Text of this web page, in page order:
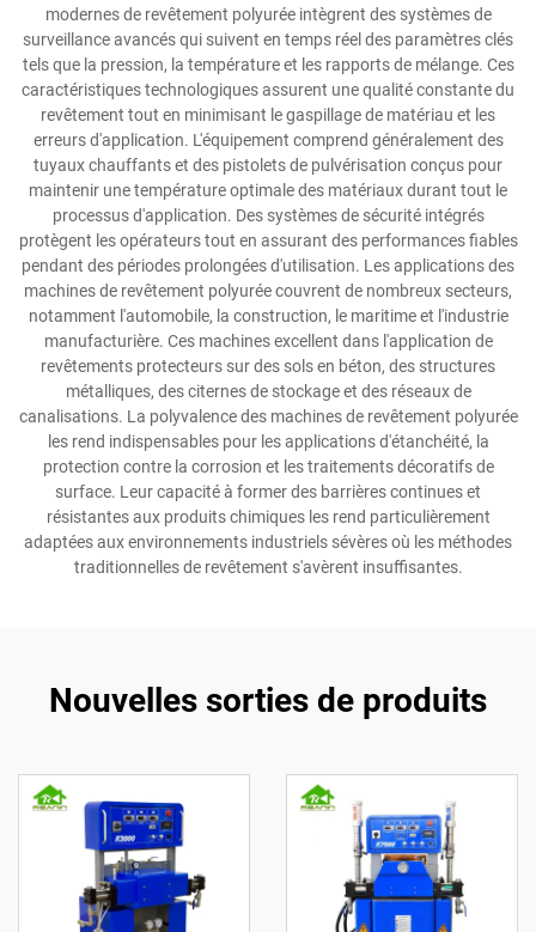
modernes de revêtement polyurée intègrent des systèmes de
surveillance avancés qui suivent en temps réel des paramètres clés
tels que la pression, la température et les rapports de mélange. Ces
caractéristiques technologiques assurent une qualité constante du
revêtement tout en minimisant le gaspillage de matériau et les
erreurs d'application. L'équipement comprend généralement des
tuyaux chauffants et des pistolets de pulvérisation conçus pour
maintenir une température optimale des matériaux durant tout le
processus d'application. Des systèmes de sécurité intégrés
protègent les opérateurs tout en assurant des performances fiables
pendant des périodes prolongées d'utilisation. Les applications des
machines de revêtement polyurée couvrent de nombreux secteurs,
notamment l'automobile, la construction, le maritime et l'industrie
manufacturière. Ces machines excellent dans l'application de
revêtements protecteurs sur des sols en béton, des structures
métalliques, des citernes de stockage et des réseaux de
canalisations. La polyvalence des machines de revêtement polyurée
les rend indispensables pour les applications d'étanchéité, la
protection contre la corrosion et les traitements décoratifs de
surface. Leur capacité à former des barrières continues et
résistantes aux produits chimiques les rend particulièrement
adaptées aux environnements industriels sévères où les méthodes
traditionnelles de revêtement s'avèrent insuffisantes.
Nouvelles sorties de produits